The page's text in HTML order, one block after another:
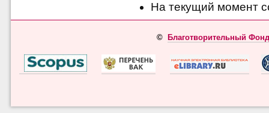
На текущий момент
© Благотворительный